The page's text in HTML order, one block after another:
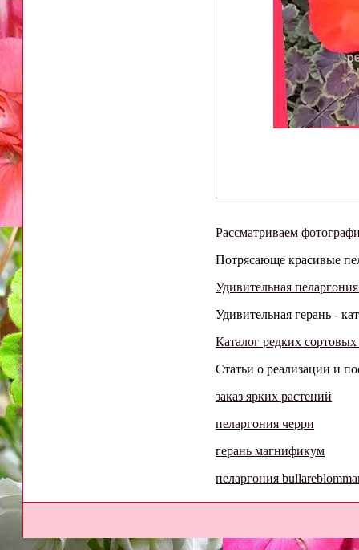
Рассматриваем
Потрясающе красивые
Удивительная
Удивительная герань -
Каталог редких сортовых
Статьи о реализации и
заказ ярких растений
пеларгония черри
герань магнификум
пеларгония